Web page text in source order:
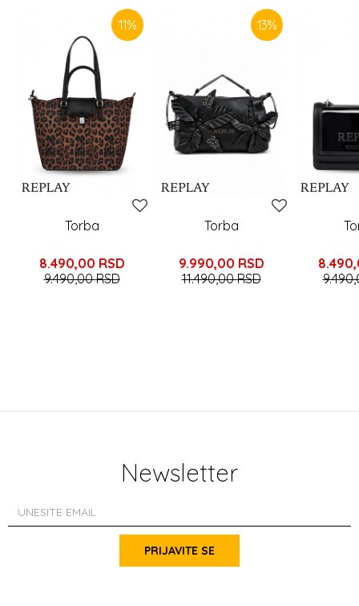
11%
Torba
8.490,00 RSD
9.490,00RSD
13%
Torba
9.990,00 RSD
11.490,00RSD
Newsletter
PRIJAVITE SE